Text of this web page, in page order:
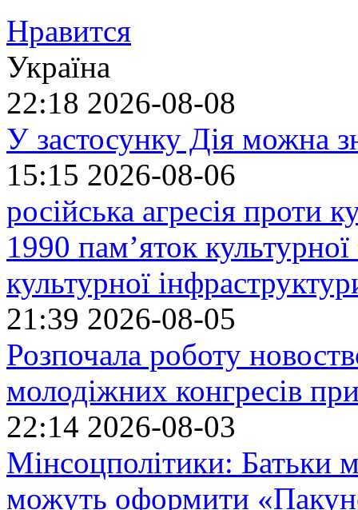
Нравится
Україна
22:18 2026-08-08
У застосунку Дія можна
15:15 2026-08-06
російська агресія проти
1990 пам’яток
культурної
21:39 2026-08-05
Розпочала роботу
молодіжних конгресів
22:14 2026-08-03
Мінсоцполітики: Батьки
можуть оформити